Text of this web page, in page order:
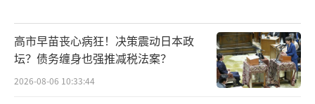
高市早苗丧心病狂！决策震动日本政
坛？债务缠身也强推减税法案？
2026-08-06 10:33:44